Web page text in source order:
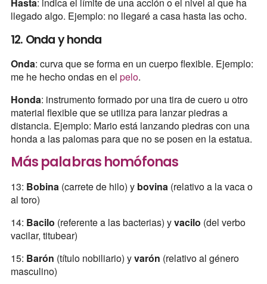
llegado algo. Ejemplo: no llegaré a casa hasta las ocho.
12. Onda y honda
Onda: curva que se forma en un cuerpo flexible. Ejemplo:
me he hecho ondas en el pelo.
Honda: instrumento formado por una tira de cuero u otro
material flexible que se utiliza para lanzar piedras a
distancia. Ejemplo: Mario está lanzando piedras con una
honda a las palomas para que no se posen en la estatua.
Más palabras homófonas
13: Bobina(carrete de hilo) y bovina(relativo a la vaca o
al toro)
14: Bacilo (referente a las bacterias) yvacilo (del verbo
vacilar, titubear)
15: Barón (título nobiliario) yvarón (relativo al género
masculino)